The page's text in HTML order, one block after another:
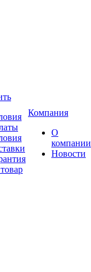
Компания
О
компании
Новости